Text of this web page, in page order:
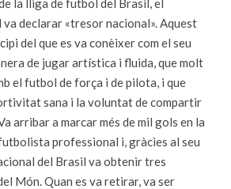
la lliga de futbol del Brasil, el
declarar «tresor nacional». Aquest
del que es va conèixer com el seu
de jugar artística i fluida, que molt
el futbol de força i de pilota, i que
sana i la voluntat de compartir
arribar a marcar més de mil gols en la
professional i, gràcies al seu
del Brasil va obtenir tres
Món. Quan es va retirar, va ser